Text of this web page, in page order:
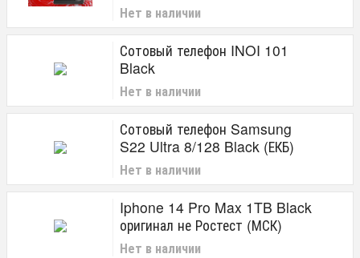
Нет в наличии
Сотовый телефон INOI 101
Black
Нет в наличии
Сотовый телефон Samsung
S22 Ultra 8/128 Black (ЕКБ)
Нет в наличии
Iphone 14 Pro Max 1TB Black
оригинал не Ростест (МСК)
Нет в наличии